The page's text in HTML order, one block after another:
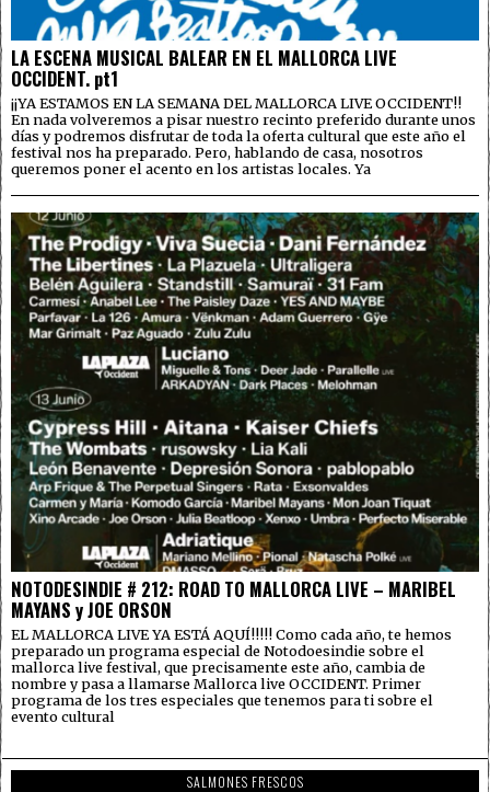
LA ESCENA MUSICAL BALEAR EN EL MALLORCA LIVE
OCCIDENT. pt1
¡¡YA ESTAMOS EN LA SEMANA DEL MALLORCA LIVE OCCIDENT!!
En nada volveremos a pisar nuestro recinto preferido durante unos
días y podremos disfrutar de toda la oferta cultural que este año el
festival nos ha preparado. Pero, hablando de casa, nosotros
queremos poner el acento en los artistas locales. Ya
NOTODESINDIE # 212: ROAD TO MALLORCA LIVE – MARIBEL
MAYANS y JOE ORSON
EL MALLORCA LIVE YA ESTÁ AQUÍ!!!!! Como cada año, te hemos
preparado un programa especial de Notodoesindie sobre el
mallorca live festival, que precisamente este año, cambia de
nombre y pasa a llamarse Mallorca live OCCIDENT. Primer
programa de los tres especiales que tenemos para ti sobre el
evento cultural
SALMONES FRESCOS